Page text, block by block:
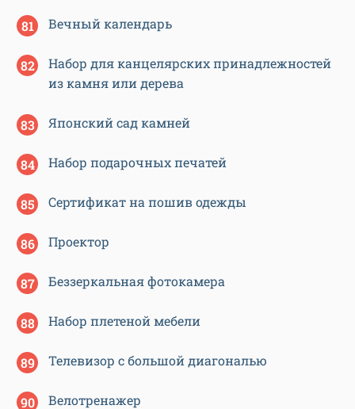
Вечный календарь
Набор для канцелярских принадлежностей
из камня или дерева
Японский сад камней
Набор подарочных печатей
Сертификат на пошив одежды
Проектор
Беззеркальная фотокамера
Набор плетеной мебели
Телевизор с большой диагональю
Велотренажер